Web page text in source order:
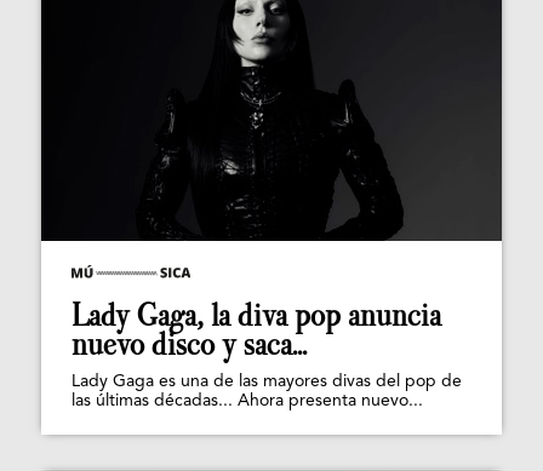
Lady Gaga, la diva pop anuncia
nuevo disco y saca...
Lady Gaga es una de las mayores divas del pop de
las últimas décadas... Ahora presenta nuevo...